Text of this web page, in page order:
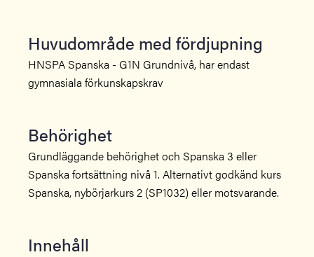
Huvudområde med fördjupning
HNSPA Spanska - G1N Grundnivå, har endast
gymnasiala förkunskapskrav
Behörighet
Grundläggande behörighet och Spanska 3 eller
Spanska fortsättning nivå 1. Alternativt godkänd kurs
Spanska, nybörjarkurs 2 (SP1032) eller motsvarande.
Innehåll